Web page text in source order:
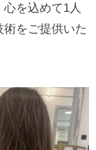
を込めて1人
をご提供いた